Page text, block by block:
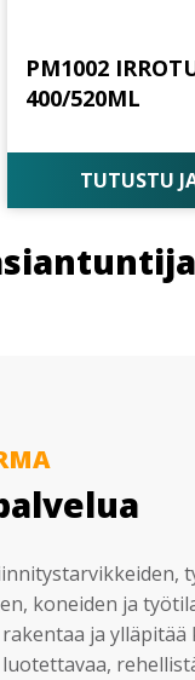
PM1002
400/520ML
TUTUSTU
koneiden ja
ja ylläpitää